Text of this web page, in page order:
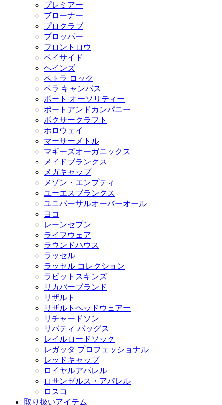
プレミアー
ブローナー
プロクラブ
プロッパー
フロントロウ
ベイサイド
ヘインズ
ペトラ ロック
ベラ キャンバス
ポート オーソリティー
ポートアンドカンパニー
ボクサークラフト
ホロウェイ
マーサーメトル
マギーズオーガニックス
メイドブランクス
メガキャップ
メゾン・エンプティ
ユーエスブランクス
ユニバーサルオーバーオール
ヨコ
レーンセブン
ライフウェア
ラウンドハウス
ラッセル
ラッセル コレクション
ラビットスキンズ
リカバーブランド
リザルト
リザルトヘッドウェアー
リチャードソン
リバティ バッグス
レイルロードソック
レガッタ プロフェッショナル
レッドキャップ
ロイヤルアパレル
ロサンゼルス・アパレル
ロスコ
取り扱いアイテム